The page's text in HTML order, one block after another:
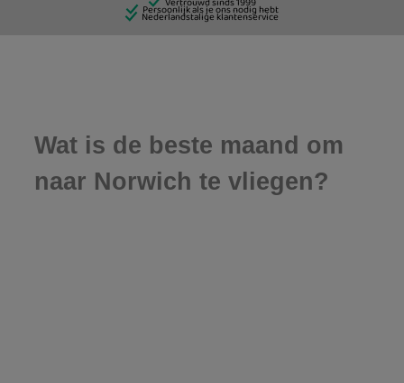
Wat is de beste maand om
naar Norwich te vliegen?